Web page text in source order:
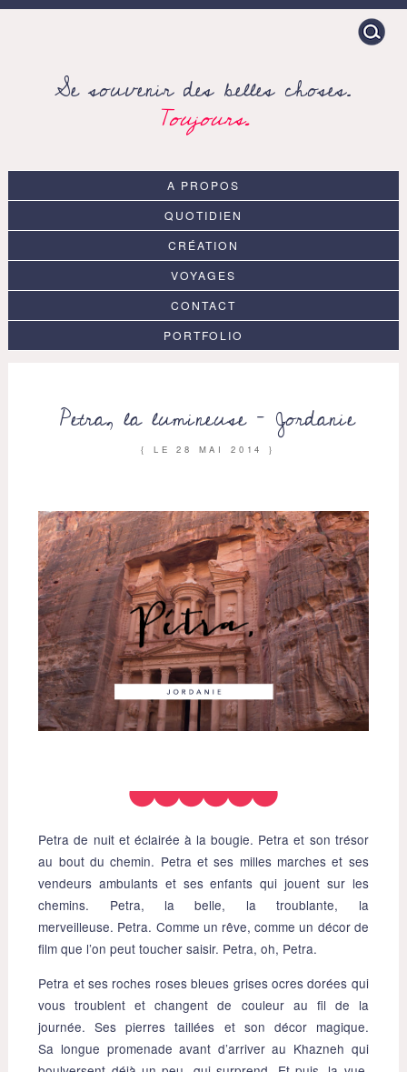
Search
for:
Se souvenir des belles choses.
Toujours.
A PROPOS
QUOTIDIEN
CRÉATION
VOYAGES
CONTACT
PORTFOLIO
Petra, la lumineuse – Jordanie
{ LE28 MAI 2014 }
Petra de nuit et éclairée à la bougie. Petra et son trésor
au bout du chemin. Petra et ses milles marches et ses
vendeurs ambulants et ses enfants qui jouent sur les
chemins. Petra, la belle, la troublante, la
merveilleuse. Petra. Comme un rêve, comme un décor de
film que l’on peut toucher saisir. Petra, oh, Petra.
Petra et ses roches roses bleues grises ocres dorées qui
vous troublent et changent de couleur au fil de la
journée. Ses pierres taillées et son décor magique.
Sa longue promenade avant d’arriver au Khazneh qui